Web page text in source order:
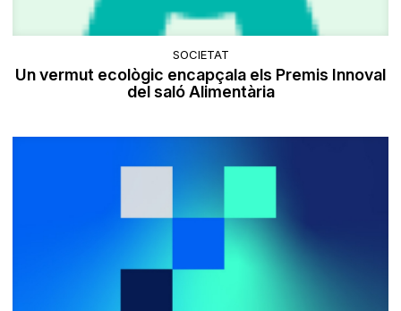
SOCIETAT
Un vermut ecològic encapçala els Premis Innoval
del saló Alimentària